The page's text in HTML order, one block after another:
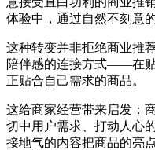
体验中，通过自然不刻意
这种转变并非拒绝商业推
陪伴感的连接方式——在
正贴合自己需求的商品。
这给商家经营带来启发：
切中用户需求、打动人心
接地气的内容把商品的亮